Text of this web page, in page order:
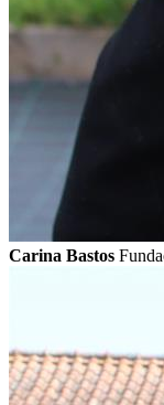
Carina Bastos